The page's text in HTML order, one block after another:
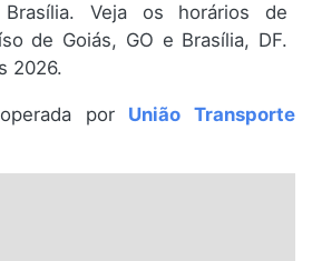
Brasília. Veja os horários de
de Goiás, GO e Brasília, DF.
2026.
por União Transporte